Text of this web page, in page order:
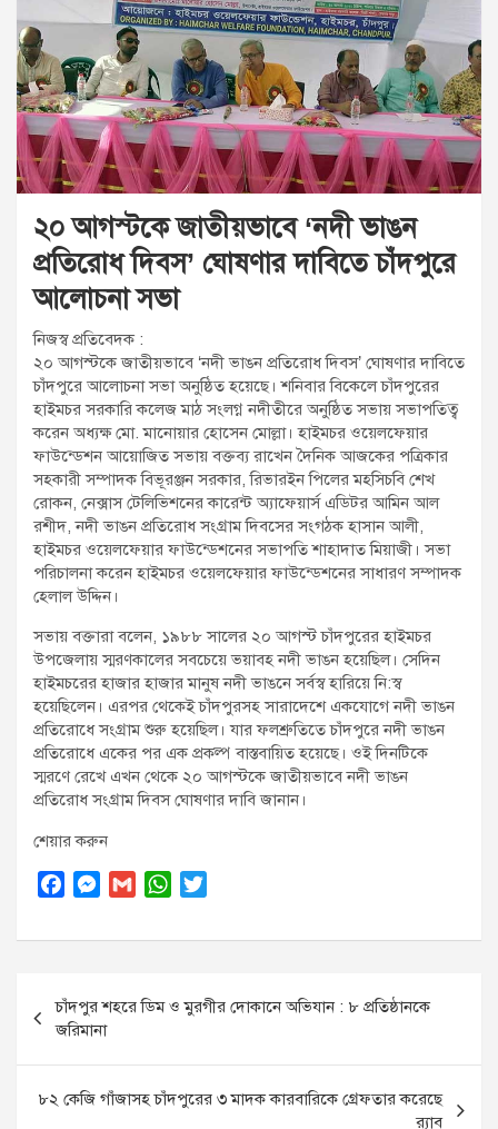
t
:
২০ আগস্টকে জাতীয়ভাবে ‘নদী ভাঙন
প্রতিরোধ দিবস’ ঘোষণার দাবিতে চাঁদপুরে
আলোচনা সভা
নিজস্ব প্রতিবেদক :
২০ আগস্টকে জাতীয়ভাবে ‘নদী ভাঙন প্রতিরোধ দিবস’ ঘোষণার দাবিতে
চাঁদপুরে আলোচনা সভা অনুষ্ঠিত হয়েছে। শনিবার বিকেলে চাঁদপুরের
হাইমচর সরকারি কলেজ মাঠ সংলগ্ন নদীতীরে অনুষ্ঠিত সভায় সভাপতিত্ব
করেন অধ্যক্ষ মো. মানোয়ার হোসেন মোল্লা। হাইমচর ওয়েলফেয়ার
ফাউন্ডেশন আয়োজিত সভায় বক্তব্য রাখেন দৈনিক আজকের পত্রিকার
সহকারী সম্পাদক বিভূরঞ্জন সরকার, রিভারইন পিলের মহসিচবি শেখ
রোকন, নেক্সাস টেলিভিশনের কারেন্ট অ্যাফেয়ার্স এডিটর আমিন আল
রশীদ, নদী ভাঙন প্রতিরোধ সংগ্রাম দিবসের সংগঠক হাসান আলী,
হাইমচর ওয়েলফেয়ার ফাউন্ডেশনের সভাপতি শাহাদাত মিয়াজী। সভা
পরিচালনা করেন হাইমচর ওয়েলফেয়ার ফাউন্ডেশনের সাধারণ সম্পাদক
হেলাল উদ্দিন।
সভায় বক্তারা বলেন, ১৯৮৮ সালের ২০ আগস্ট চাঁদপুরের হাইমচর
উপজেলায় স্মরণকালের সবচেয়ে ভয়াবহ নদী ভাঙন হয়েছিল। সেদিন
হাইমচরের হাজার হাজার মানুষ নদী ভাঙনে সর্বস্ব হারিয়ে নি:স্ব
হয়েছিলেন। এরপর থেকেই চাঁদপুরসহ সারাদেশে একযোগে নদী ভাঙন
প্রতিরোধে সংগ্রাম শুরু হয়েছিল। যার ফলশ্রুতিতে চাঁদপুরে নদী ভাঙন
প্রতিরোধে একের পর এক প্রকল্প বাস্তবায়িত হয়েছে। ওই দিনটিকে
স্মরণে রেখে এখন থেকে ২০ আগস্টকে জাতীয়ভাবে নদী ভাঙন
প্রতিরোধ সংগ্রাম দিবস ঘোষণার দাবি জানান।
শেয়ার করুন
c
o
k
M
s
e
r
G
a
W
a
A
p
i
e
Post
navigation
চাঁদপুর শহরে ডিম ও মুরগীর দোকানে অভিযান : ৮ প্রতিষ্ঠানকে
জরিমানা
৮২ কেজি গাঁজাসহ চাঁদপুরের ৩ মাদক কারবারিকে গ্রেফতার করেছে
র‌্যাব